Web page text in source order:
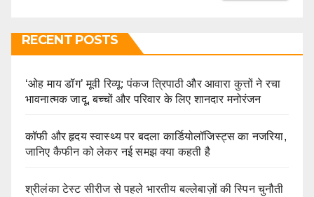
RECENT POSTS
‘ओह माय डॉग’ मूवी रिव्यू: पंकज त्रिपाठी और आवारा कुत्तों ने रचा
भावनात्मक जादू, बच्चों और परिवार के लिए शानदार मनोरंजन
कॉफी और हृदय स्वास्थ्य पर बदला कार्डियोलॉजिस्ट्स का नजरिया,
जानिए कैफीन को लेकर नई समझ क्या कहती है
श्रीलंका टेस्ट सीरीज से पहले भारतीय बल्लेबाज़ों की स्पिन चुनौती